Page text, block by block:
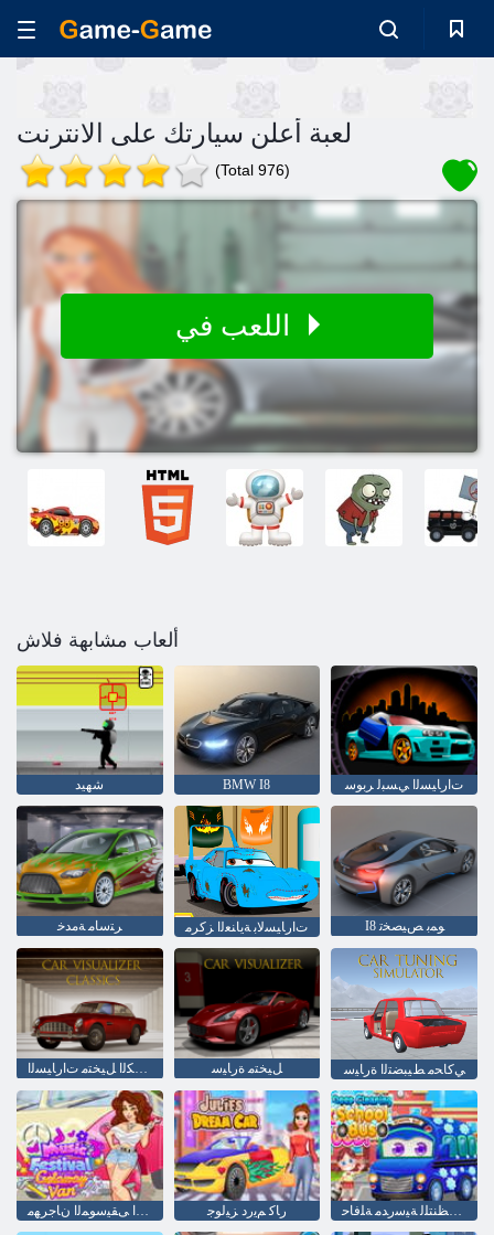
لعبة أعلن سيارتك على الانترنت
(Total 976)
ألعاب مشابهة فلاش
شهيد BMW I8 ﺕﺍﺭﺎﻴﺴﻟﺍ ﻲﺴﺒﻟ ﺮﺑﻮﺳ
ﺮﺘﺳﺎﻣ ﺔﻣﺪﺧ ﺕﺍﺭﺎﻴﺴﻟﺎﺑ ﺔﻳﺎﻨﻌﻟﺍ ﺰﻛﺮﻣ I8 ﻮﻤﺑ ﺺﻴﺼﺨﺗ
ﻞﻴﺨﺘﻣ ﺓﺭﺎﻴﺳ ﻲﻛﺎﺤﻣ ﻂﻴﺒﻀﺘﻟﺍ ﺓﺭﺎﻴﺳ
ﺭﺎﻛ ﻢﻳﺭﺩ ﺰﻴﻟﻮﺟ